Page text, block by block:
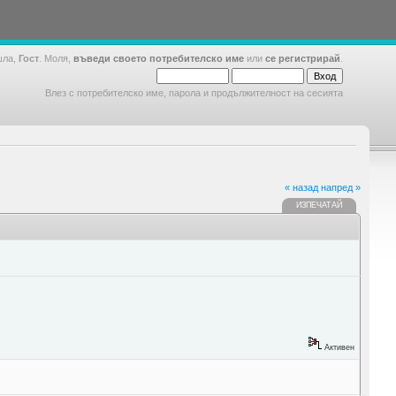
Гост . Моля, въведи своето потребителско име или се регистрирай
Влез с потребителско име, парола и продължителност на сесията
« назад напред »
ИЗПЕЧАТАЙ
Активен